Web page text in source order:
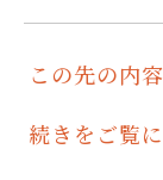
この先の内
続きをご覧